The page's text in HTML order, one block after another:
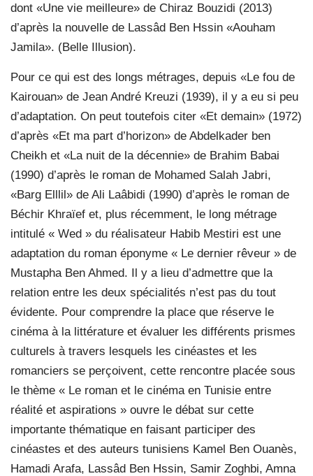
dont «Une vie meilleure» de Chiraz Bouzidi (2013)
d’après la nouvelle de Lassâd Ben Hssin «Aouham
Jamila». (Belle Illusion).
Pour ce qui est des longs métrages, depuis «Le fou de
Kairouan» de Jean André Kreuzi (1939), il y a eu si peu
d’adaptation. On peut toutefois citer «Et demain» (1972)
d’après «Et ma part d’horizon» de Abdelkader ben
Cheikh et «La nuit de la décennie» de Brahim Babai
(1990) d’après le roman de Mohamed Salah Jabri,
«Barg Elllil» de Ali Laâbidi (1990) d’après le roman de
Béchir Khraïef et, plus récemment, le long métrage
intitulé « Wed » du réalisateur Habib Mestiri est une
adaptation du roman éponyme « Le dernier rêveur » de
Mustapha Ben Ahmed. Il y a lieu d’admettre que la
relation entre les deux spécialités n’est pas du tout
évidente. Pour comprendre la place que réserve le
cinéma à la littérature et évaluer les différents prismes
culturels à travers lesquels les cinéastes et les
romanciers se perçoivent, cette rencontre placée sous
le thème « Le roman et le cinéma en Tunisie entre
réalité et aspirations » ouvre le débat sur cette
importante thématique en faisant participer des
cinéastes et des auteurs tunisiens Kamel Ben Ouanès,
Hamadi Arafa, Lassâd Ben Hssin, Samir Zoghbi, Amna